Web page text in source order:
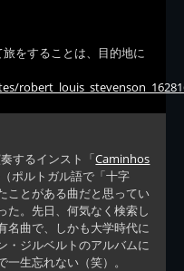
をすることは、目的地に
するインスト「Caminhos
ポルトガル語で「十字
ことがある曲だと思ってい
た。先日、何気なく検索し
名曲で、しかも大学時代に
・ジルベルトのアルバムに
生忘れない（笑）。